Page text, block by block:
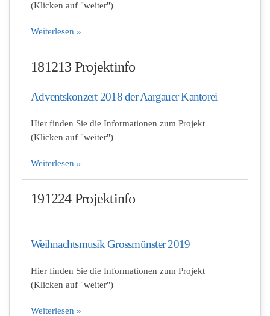
(Klicken auf "weiter")
Weiterlesen »
181213 Projektinfo
Adventskonzert 2018 der Aargauer Kantorei
Hier finden Sie die Informationen zum Projekt
(Klicken auf "weiter")
Weiterlesen »
191224 Projektinfo
Weihnachtsmusik Grossmünster 2019
Hier finden Sie die Informationen zum Projekt
(Klicken auf "weiter")
Weiterlesen »